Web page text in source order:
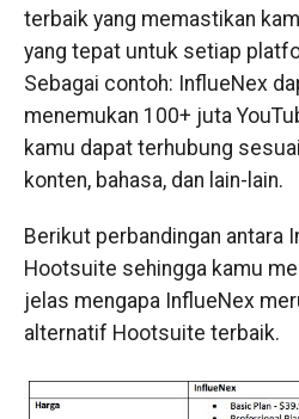
terbaik yang memastikan
yang tepat untuk setiap
Sebagai contoh: InflueNex
menemukan 100+ juta
kamu dapat terhubung
konten, bahasa, dan lain-lain.
Berikut perbandingan antara
Hootsuite sehingga kamu
jelas mengapa InflueNex
alternatif Hootsuite terbaik.